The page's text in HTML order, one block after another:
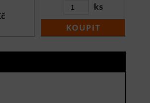
ks
KOUPIT